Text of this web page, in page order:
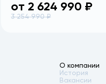
от 2 624 990 ₽
3 254 990₽
О компании
История
Вакансии